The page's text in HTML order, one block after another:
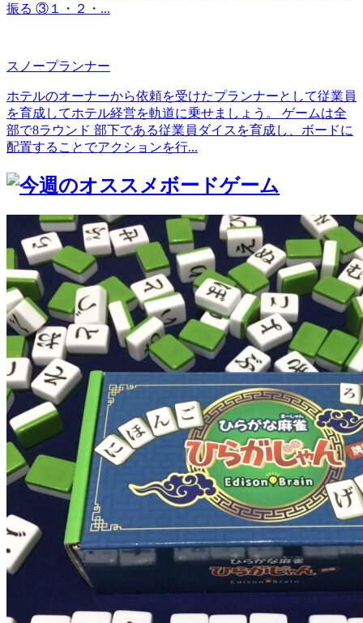
振る ③１・２・...
スノープランナー
ホテルのオーナーから依頼を受けたプランナーとして従業員
を育成してホテル経営を軌道に乗せましょう。 ゲームは全
部で8ラウンド 部下である従業員ダイスを育成し、ボードに
配置することでアクションを行...